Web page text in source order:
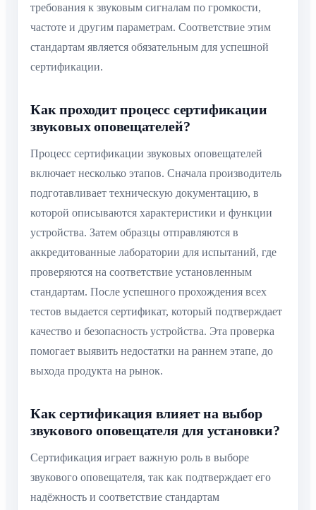
требования к звуковым сигналам по громкости,
частоте и другим параметрам. Соответствие этим
стандартам является обязательным для успешной
сертификации.
Как проходит процесс сертификации
звуковых оповещателей?
Процесс сертификации звуковых оповещателей
включает несколько этапов. Сначала производитель
подготавливает техническую документацию, в
которой описываются характеристики и функции
устройства. Затем образцы отправляются в
аккредитованные лаборатории для испытаний, где
проверяются на соответствие установленным
стандартам. После успешного прохождения всех
тестов выдается сертификат, который подтверждает
качество и безопасность устройства. Эта проверка
помогает выявить недостатки на раннем этапе, до
выхода продукта на рынок.
Как сертификация влияет на выбор
звукового оповещателя для установки?
Сертификация играет важную роль в выборе
звукового оповещателя, так как подтверждает его
надёжность и соответствие стандартам